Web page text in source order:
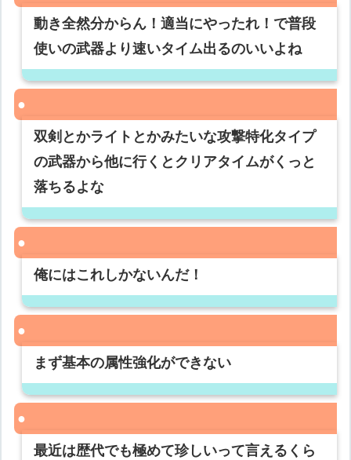
動き全然分からん！適当にやったれ！で普段
使いの武器より速いタイム出るのいいよね
双剣とかライトとかみたいな攻撃特化タイプ
の武器から他に行くとクリアタイムがくっと
落ちるよな
俺にはこれしかないんだ！
まず基本の属性強化ができない
最近は歴代でも極めて珍しいって言えるくら